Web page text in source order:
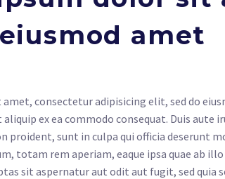
amet
consectetur adipisicing elit, sed do
ex ea commodo consequat. Duis
proident, sunt in culpa qui officia deserunt
totam rem aperiam, eaque ipsa quae ab
sit aspernatur aut odit aut fugit, sed quia